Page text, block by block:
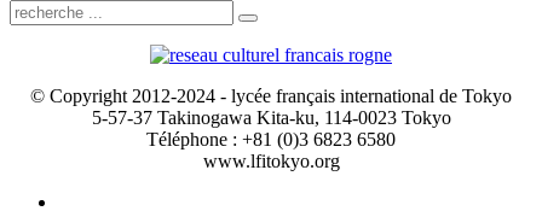
© Copyright 2012-2024 - lycée français international de Tokyo
5-57-37 Takinogawa Kita-ku, 114-0023 Tokyo
Téléphone : +81 (0)3 6823 6580
www.lfitokyo.org